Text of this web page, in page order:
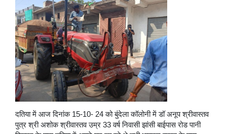
दतिया में आज दिनांक 15-10- 24 को बुंदेला कॉलोनी में डॉ अनूप श्रीवास्तव
पुत्र श्री अशोक श्रीवास्तव उम्र 33 वर्ष निवासी झांसी बाईपास रोड पानी